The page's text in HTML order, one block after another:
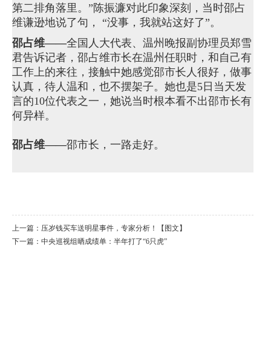
第二排角落里。”陈振濂对此印象深刻，当时邵占
维谦逊地说了句， “没事，我就站这好了”。
邵占维——全国人大代表、温州晚报副协理员郑雪
君告诉记者，邵占维市长在温州任职时，和自己有
工作上的来往，接触中她感觉邵市长人很好，做事
认真，待人温和，也不摆架子。她也是5日当天发
言的10位代表之一，她说当时根本看不出邵市长有
何异样。
邵占维——邵市长，一路走好。
上一篇： 压岁钱买车送明星事件，专家分析！【图文】
下一篇： 中央巡视组晒成绩单：半年打了“6只虎”